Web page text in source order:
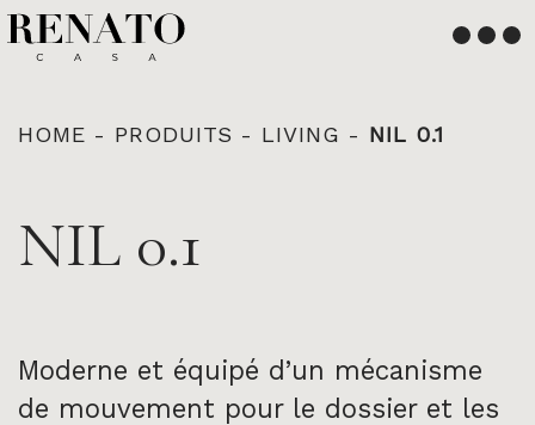
Français
English
HOME - PRODUITS - LIVING - NIL 0.1
NIL 0.1
Moderne et équipé d’un mécanisme
de mouvement pour le dossier et les